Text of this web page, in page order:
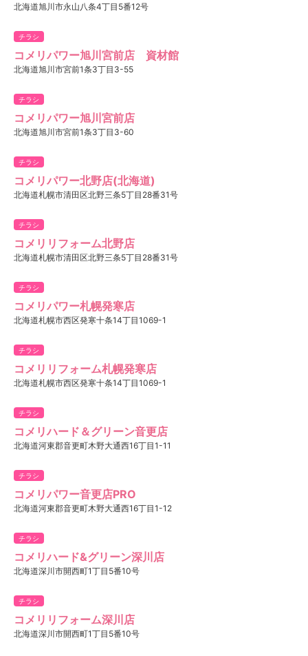
北海道旭川市永山八条4丁目5番12号
チラシ
コメリパワー旭川宮前店 資材館
北海道旭川市宮前1条3丁目3-55
チラシ
コメリパワー旭川宮前店
北海道旭川市宮前1条3丁目3-60
チラシ
コメリパワー北野店(北海道)
北海道札幌市清田区北野三条5丁目28番31号
チラシ
コメリリフォーム北野店
北海道札幌市清田区北野三条5丁目28番31号
チラシ
コメリパワー札幌発寒店
北海道札幌市西区発寒十条14丁目1069-1
チラシ
コメリリフォーム札幌発寒店
北海道札幌市西区発寒十条14丁目1069-1
チラシ
コメリハード＆グリーン音更店
北海道河東郡音更町木野大通西16丁目1-11
チラシ
コメリパワー音更店PRO
北海道河東郡音更町木野大通西16丁目1-12
チラシ
コメリハード&グリーン深川店
北海道深川市開西町1丁目5番10号
チラシ
コメリリフォーム深川店
北海道深川市開西町1丁目5番10号